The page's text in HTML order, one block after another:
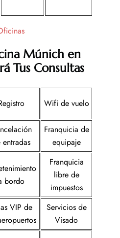
Múnich en
Tus Consultas
Wifi de vuelo
entradas
Franquicia de
equipaje
bordo
Franquicia
libre de
impuestos
VIP de
Servicios de
Visado